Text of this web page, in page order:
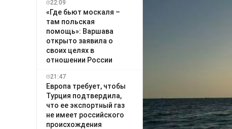
22:09
«Где бьют москаля –
там польская
помощь»: Варшава
открыто заявила о
своих целях в
отношении России
21:47
Европа требует, чтобы
Турция подтвердила,
что ее экспортный газ
не имеет российского
происхождения